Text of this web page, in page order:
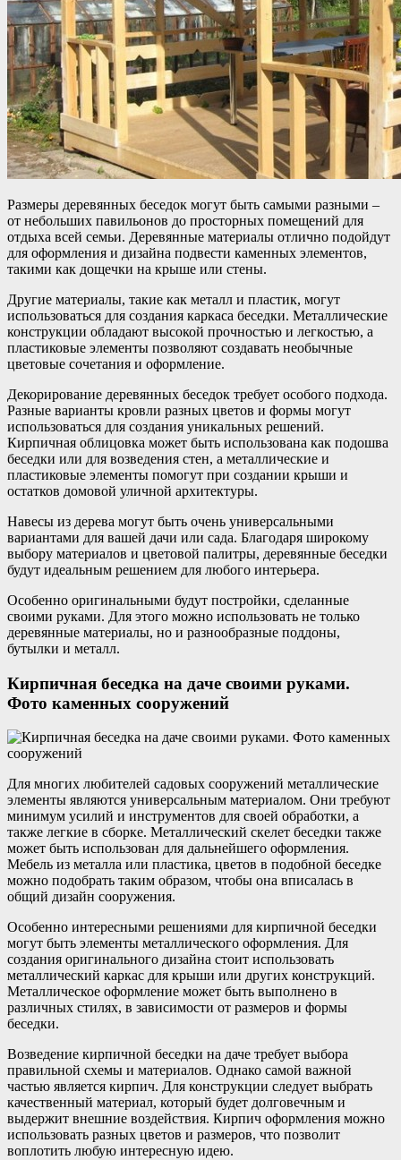
Размеры деревянных беседок могут быть самыми разными –
от небольших павильонов до просторных помещений для
отдыха всей семьи. Деревянные материалы отлично подойдут
для оформления и дизайна подвести каменных элементов,
такими как дощечки на крыше или стены.
Другие материалы, такие как металл и пластик, могут
использоваться для создания каркаса беседки. Металлические
конструкции обладают высокой прочностью и легкостью, а
пластиковые элементы позволяют создавать необычные
цветовые сочетания и оформление.
Декорирование деревянных беседок требует особого подхода.
Разные варианты кровли разных цветов и формы могут
использоваться для создания уникальных решений.
Кирпичная облицовка может быть использована как подошва
беседки или для возведения стен, а металлические и
пластиковые элементы помогут при создании крыши и
остатков домовой уличной архитектуры.
Навесы из дерева могут быть очень универсальными
вариантами для вашей дачи или сада. Благодаря широкому
выбору материалов и цветовой палитры, деревянные беседки
будут идеальным решением для любого интерьера.
Особенно оригинальными будут постройки, сделанные
своими руками. Для этого можно использовать не только
деревянные материалы, но и разнообразные поддоны,
бутылки и металл.
Кирпичная беседка на даче своими руками.
Фото каменных сооружений
Для многих любителей садовых сооружений металлические
элементы являются универсальным материалом. Они требуют
минимум усилий и инструментов для своей обработки, а
также легкие в сборке. Металлический скелет беседки также
может быть использован для дальнейшего оформления.
Мебель из металла или пластика, цветов в подобной беседке
можно подобрать таким образом, чтобы она вписалась в
общий дизайн сооружения.
Особенно интересными решениями для кирпичной беседки
могут быть элементы металлического оформления. Для
создания оригинального дизайна стоит использовать
металлический каркас для крыши или других конструкций.
Металлическое оформление может быть выполнено в
различных стилях, в зависимости от размеров и формы
беседки.
Возведение кирпичной беседки на даче требует выбора
правильной схемы и материалов. Однако самой важной
частью является кирпич. Для конструкции следует выбрать
качественный материал, который будет долговечным и
выдержит внешние воздействия. Кирпич оформления можно
использовать разных цветов и размеров, что позволит
воплотить любую интересную идею.